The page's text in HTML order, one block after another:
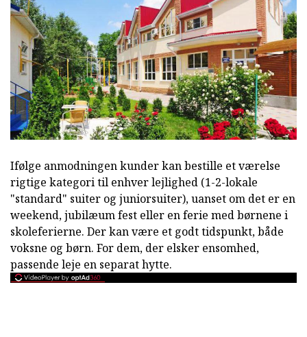
Ifølge anmodningen kunder kan bestille et værelse
rigtige kategori til enhver lejlighed (1-2-lokale
"standard" suiter og juniorsuiter), uanset om det er en
weekend, jubilæum fest eller en ferie med børnene i
skoleferierne. Der kan være et godt tidspunkt, både
voksne og børn. For dem, der elsker ensomhed,
passende leje en separat hytte.